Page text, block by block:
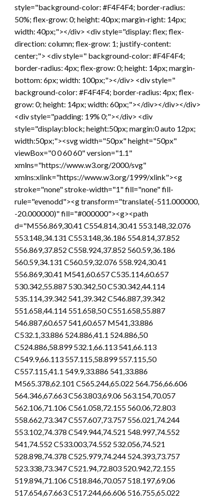
style="background-color: #F4F4F4; border-radius:
50%; flex-grow: 0; height: 40px; margin-right: 14px;
width: 40px;"></div> <div style="display: flex; flex-
direction: column; flex-grow: 1; justify-content:
center;"> <div style=" background-color: #F4F4F4;
border-radius: 4px; flex-grow: 0; height: 14px; margin-
bottom: 6px; width: 100px;"></div> <div style="
background-color: #F4F4F4; border-radius: 4px; flex-
grow: 0; height: 14px; width: 60px;"></div></div></div>
<div style="padding: 19% 0;"></div> <div
style="display:block; height:50px; margin:0 auto 12px;
width:50px;"><svg width="50px" height="50px"
viewBox="0 0 60 60" version="1.1"
xmlns="https://www.w3.org/2000/svg"
xmlns:xlink="https://www.w3.org/1999/xlink"><g
stroke="none" stroke-width="1" fill="none" fill-
rule="evenodd"><g transform="translate(-511.000000,
-20.000000)" fill="#000000"><g><path
d="M556.869,30.41 C554.814,30.41 553.148,32.076
553.148,34.131 C553.148,36.186 554.814,37.852
556.869,37.852 C558.924,37.852 560.59,36.186
560.59,34.131 C560.59,32.076 558.924,30.41
556.869,30.41 M541,60.657 C535.114,60.657
530.342,55.887 530.342,50 C530.342,44.114
535.114,39.342 541,39.342 C546.887,39.342
551.658,44.114 551.658,50 C551.658,55.887
546.887,60.657 541,60.657 M541,33.886
C532.1,33.886 524.886,41.1 524.886,50
C524.886,58.899 532.1,66.113 541,66.113
C549.9,66.113 557.115,58.899 557.115,50
C557.115,41.1 549.9,33.886 541,33.886
M565.378,62.101 C565.244,65.022 564.756,66.606
564.346,67.663 C563.803,69.06 563.154,70.057
562.106,71.106 C561.058,72.155 560.06,72.803
558.662,73.347 C557.607,73.757 556.021,74.244
553.102,74.378 C549.944,74.521 548.997,74.552
541,74.552 C533.003,74.552 532.056,74.521
528.898,74.378 C525.979,74.244 524.393,73.757
523.338,73.347 C521.94,72.803 520.942,72.155
519.894,71.106 C518.846,70.057 518.197,69.06
517.654,67.663 C517.244,66.606 516.755,65.022